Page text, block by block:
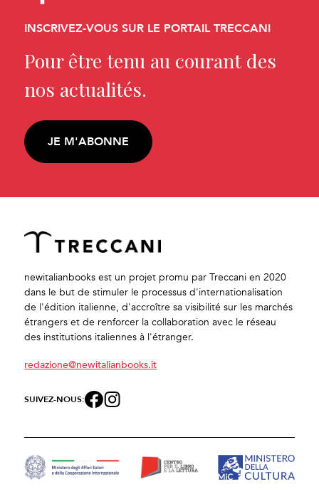
INSCRIVEZ-VOUS SUR LE PORTAIL TRECCANI
Pour être tenu au courant des
nos actualités.
JE M'ABONNE
newitalianbooks est un projet promu par Treccani en 2020
dans le but de stimuler le processus d'internationalisation
de l'édition italienne, d'accroître sa visibilité sur les marchés
étrangers et de renforcer la collaboration avec le réseau
des institutions italiennes à l'étranger.
redazione@newitalianbooks.it
SUIVEZ-NOUS: